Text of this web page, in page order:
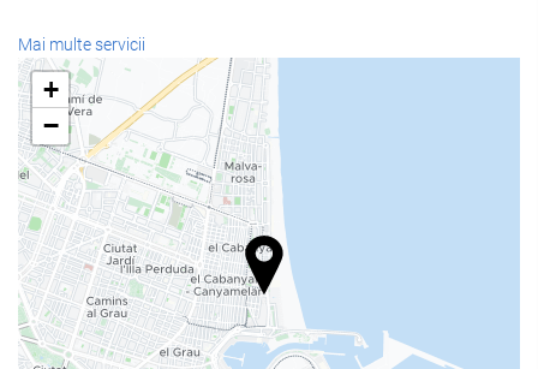
SPA
Spa
baie turcească/baie de aburi
Saună
Sală de fitness
Mâncare și băuturi
Restaurant à la carte
Bar
Mai multe servicii
+
−